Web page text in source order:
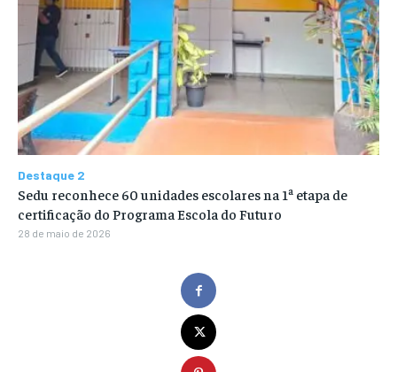
Destaque 2
Sedu reconhece 60 unidades escolares na 1ª etapa de
certificação do Programa Escola do Futuro
28 de maio de 2026